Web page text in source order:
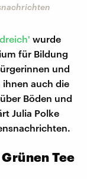
wurde
für Bildung
und
auch die
Böden und
Julia Polke
Tee